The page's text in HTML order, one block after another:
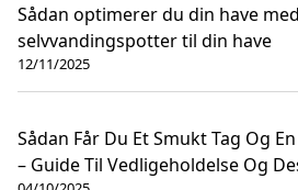
Sådan optimerer du din have
selvvandingspotter til din have
12/11/2025
Sådan Får Du Et Smukt Tag Og
– Guide Til Vedligeholdelse Og